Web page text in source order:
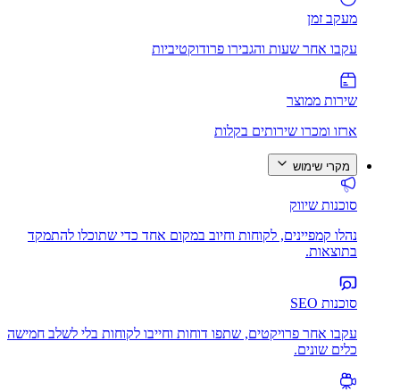
מעקב זמן
עקבו אחר שעות והגבירו פרודוקטיביות
שירות ממוצר
ארזו ומכרו שירותים בקלות
מקרי שימוש
סוכנות שיווק
נהלו קמפיינים, לקוחות וחיוב במקום אחד כדי שתוכלו להתמקד
בתוצאות.
סוכנות SEO
עקבו אחר פרויקטים, שתפו דוחות וחייבו לקוחות בלי לשלב חמישה
כלים שונים.